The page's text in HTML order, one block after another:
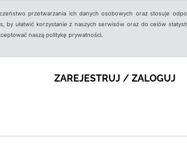
przetwarzania ich danych osobowych oraz stosuje
ułatwić korzystanie z naszych serwisów oraz do celów
naszą politykę prywatności.
ZAREJESTRUJ / ZALOGUJ